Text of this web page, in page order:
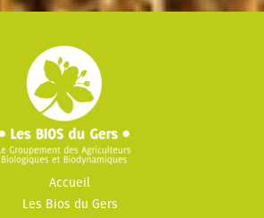
Accueil
Les Bios du Gers